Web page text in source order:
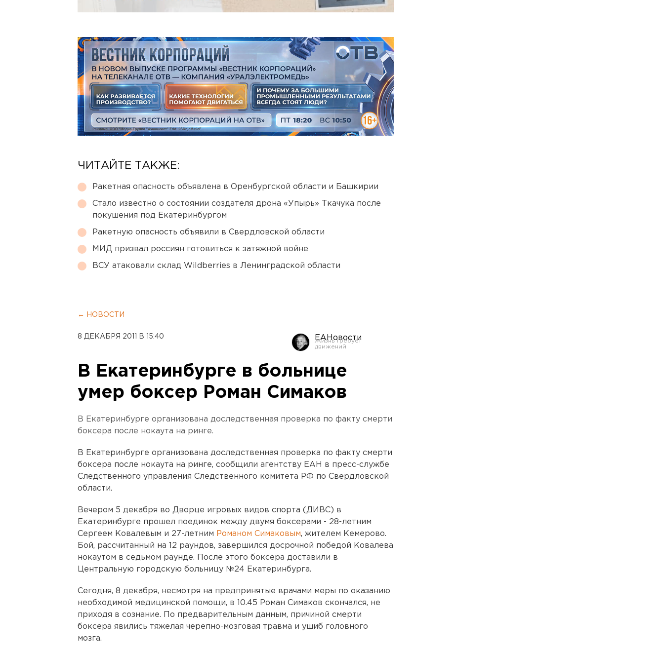
ЧИТАЙТЕ ТАКЖЕ:
Ракетная опасность объявлена в Оренбургской области и Башкирии
Стало известно о состоянии создателя дрона «Упырь» Ткачука после
покушения под Екатеринбургом
Ракетную опасность объявили в Свердловской области
МИД призвал россиян готовиться к затяжной войне
ВСУ атаковали склад Wildberries в Ленинградской области
← НОВОСТИ
8 ДЕКАБРЯ 2011 В 15:40 ЕАНовости
В Екатеринбурге в больнице
умер боксер Роман Симаков
В Екатеринбурге организована доследственная проверка по факту смерти
боксера после нокаута на ринге.
В Екатеринбурге организована доследственная проверка по факту смерти
боксера после нокаута на ринге, сообщили агентству ЕАН в пресс-службе
Следственного управления Следственного комитета РФ по Свердловской
области.
Вечером 5 декабря во Дворце игровых видов спорта (ДИВС) в
Екатеринбурге прошел поединок между двумя боксерами - 28-летним
Сергеем Ковалевым и 27-летним Романом Симаковым, жителем Кемерово.
Бой, рассчитанный на 12 раундов, завершился досрочной победой Ковалева
нокаутом в седьмом раунде. После этого боксера доставили в
Центральную городскую больницу №24 Екатеринбурга.
Сегодня, 8 декабря, несмотря на предпринятые врачами меры по оказанию
необходимой медицинской помощи, в 10.45 Роман Симаков скончался, не
приходя в сознание. По предварительным данным, причиной смерти
боксера явились тяжелая черепно-мозговая травма и ушиб головного
мозга.